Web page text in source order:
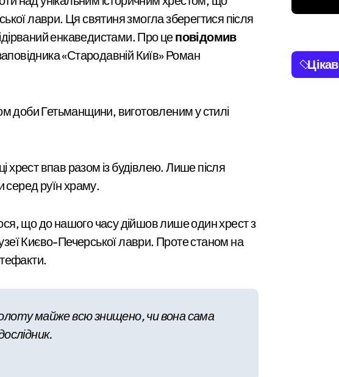
ворожих атак у Бучанському районі в екстремальних умовах
станції метро: всі подробиці програми розвитку
з Києва: від 9 до 14 тис. доларів на кону
велика пожежа: густий дим охопив численні райони міста
себе за співробітників СБУ, обдурили двох пенсіонерів на понад 12,5 млн
підозрюють у зловживанні资金, завдані збитки громаді
здійснив постріли біля багатоповерхівок
витрати на контрактне навчання: кому доступна допомога та як її
гривень перетворилися на цифри на папері
матері та її 18-річної доньки, які не встигли сховатися
схему фіктивних шлюбів для еміграції
з незаконної вирубки лісу
лаври. Ця святиня змогла зберегтися після
енкаведистами. Про цеповідомив
«Стародавній Київ» Роман
доби Гетьманщини, виготовленим у стилі
хрест впав разом із будівлею. Лише після
серед руїн храму.
що до нашого часу дійшов лише один хрест з
Києво-Печерської лаври. Проте станом на
майже всю знищено, чи вона сама
пологів: у Києві
розкрили незаконну
схему сурогатного